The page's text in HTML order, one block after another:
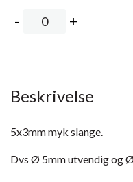
Beskrivelse
5x3mm myk slange.
Dvs Ø 5mm utvendig og